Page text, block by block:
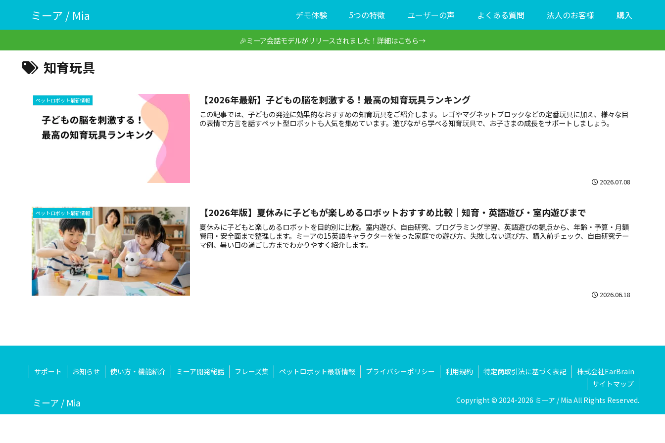
ミーア / Mia デモ体験 5つの特徴 ユーザーの声 よくある質問 法人のお客様 購入
🎉ミーア会話モデルがリリースされました！詳細はこちら→
知育玩具
ペットロボット最新情報 【2026年最新】子どもの脳を刺激する！最高の知育玩具ランキング
この記事では、子どもの発達に効果的なおすすめの知育玩具をご紹介します。レゴやマグネットブロックなどの定番玩具に加え、様々な目
の表情で方言を話すペット型ロボットも人気を集めています。遊びながら学べる知育玩具で、お子さまの成長をサポートしましょう。
2026.07.08
ペットロボット最新情報 【2026年版】夏休みに子どもが楽しめるロボットおすすめ比較｜知育・英語遊び・室内遊びまで
夏休みに子どもと楽しめるロボットを目的別に比較。室内遊び、自由研究、プログラミング学習、英語遊びの観点から、年齢・予算・月額
費用・安全面まで整理します。ミーアの15英語キャラクターを使った家庭での遊び方、失敗しない選び方、購入前チェック、自由研究テー
マ例、暑い日の過ごし方までわかりやすく紹介します。
2026.06.18
ミーア / Mia
サポート お知らせ 使い方・機能紹介 ミーア開発秘話 フレーズ集 ペットロボット最新情報 プライバシーポリシー 利用規約 特定商取引法に基づく表記
株式会社EarBrain
サイトマップ
Copyright © 2024-2026 ミーア / Mia All Rights Reserved.